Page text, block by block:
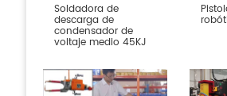
Soldadora de
descarga de
condensador de
voltaje medio 45KJ